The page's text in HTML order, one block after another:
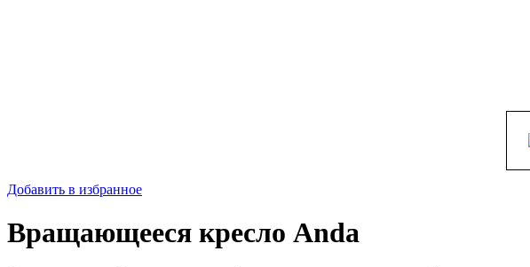
Добавить в избранное
Вращающееся кресло Anda